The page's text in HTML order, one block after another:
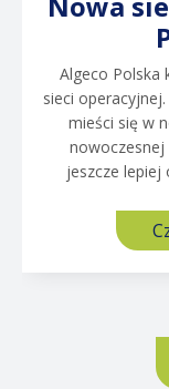
Algeco
sieci
mieści się w
nowoczesnej
jeszcze lepiej
Het Palet to
miejscowości
potrzebował